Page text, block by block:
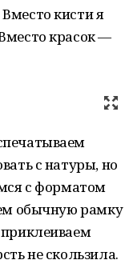
кисти я
красок —
с натуры, но
с форматом
обычную рамку
не скользила.